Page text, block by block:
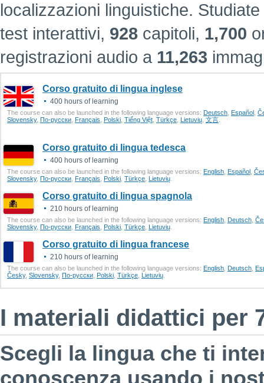
localizzazioni linguistiche.
test interattivi, 928 capitoli, 1,700
registrazioni audio a 11,263
Corso gratuito di lingua inglese
400 hours of learning
The course can also be launched in the following language versions: Deutsch Еspañol
Slovensky, По-русски Français Polski Tiếng Việt Türkçe Lietuvių 文言
Corso gratuito di lingua tedesca
400 hours of learning
The course can also be launched in the following language versions: English Еspañol
Slovensky, По-русски Français Polski Türkçe Lietuvių
Corso gratuito di lingua spagnola
210 hours of learning
The course can also be launched in the following language versions: English Deutsch
Slovensky, По-русски Français Polski Türkçe Lietuvių
Corso gratuito di lingua francese
210 hours of learning
The course can also be launched in the following language versions: English Deutsch
Česky, Slovensky, По-русски Polski Türkçe Lietuvių
I materiali didattici per
Scegli la lingua che ti
conoscenza usando i